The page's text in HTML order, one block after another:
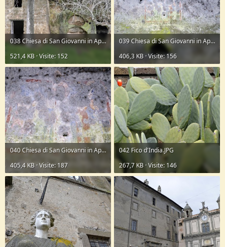
038 Chiesa di San Giovanni in Apollo.JPG
521,4 KB · Visite: 152
039 Chiesa di San Giovanni in Apollo.JPG
406,3 KB · Visite: 156
040 Chiesa di San Giovanni in Apollo.JPG
405,4 KB · Visite: 187
042 Fico d'India.JPG
267,7 KB · Visite: 146